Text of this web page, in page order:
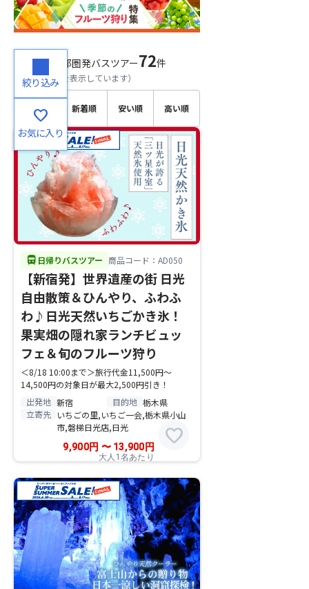
絞り込み
favorite
お気に入り
検索結果 首都圏発バスツアー72件
1～20件目を表示しています）
おすす
め順
新着順 安い順 高い順
directions_bus 日帰りバスツアー 商品コード：AD050
【新宿発】世界遺産の街 日光
自由散策＆ひんやり、ふわふ
わ♪日光天然いちごかき氷！
果実畑の隠れ家ランチビュッ
フェ＆旬のフルーツ狩り
＜8/18 10:00まで＞旅行代金11,500円～
14,500円の対象日が最大2,500円引き！
出発地 新宿 目的地 栃木県
立寄先 いちごの里,いちご一会,栃木県小山
市,磐梯日光店,日光
9,900円 〜13,900 円
大人1名あたり
favorite